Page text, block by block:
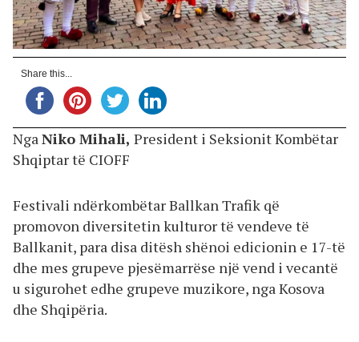
Share this...
Nga Niko Mihali, President i Seksionit Kombëtar
Shqiptar të CIOFF
Festivali ndërkombëtar Ballkan Trafik që
promovon diversitetin kulturor të vendeve të
Ballkanit, para disa ditësh shënoi edicionin e 17-të
dhe mes grupeve pjesëmarrëse një vend i vecantë
u sigurohet edhe grupeve muzikore, nga Kosova
dhe Shqipëria.